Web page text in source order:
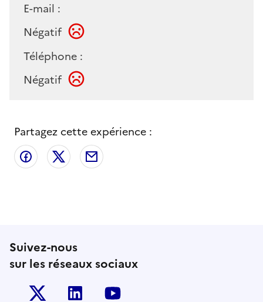
E-mail :
Négatif
Téléphone :
Négatif
Partagez cette expérience :
Partager sur Facebook
Partager sur X
Suivez-nous
sur les réseaux sociaux
Twitter-x Linkedin